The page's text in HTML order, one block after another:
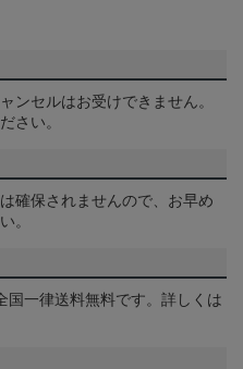
ンセルはお受けできません。
さい。
確保されませんので、お早め
。
一律送料無料です。詳しくは